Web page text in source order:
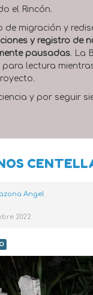
el Rincón.
de migración y
y registro de
pausadas. La
para lectura
y por seguir
Angel
2022